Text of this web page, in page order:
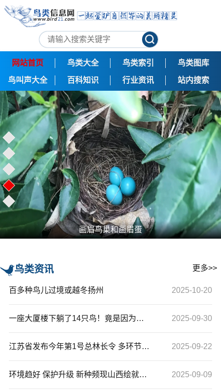
网站首页 鸟类大全 鸟类索引 鸟类图库
鸟叫声大全 百科知识 行业资讯 站内搜索
黄胸织布鸟雌鸟与筑巢雄鸟自然拍摄
画眉鸟巢和画眉蛋
鸟类爱好者镜头捕捉喜鹊展翅飞行
更多>>
鸟类资讯
2025-10-20
百多种鸟儿过境或越冬扬州
2025-09-30
一座大厦楼下躺了14只鸟！竟是因为玻璃
2025-09-22
江苏省发布今年第1号总林长令 多环节全链条加强鸟类保护
2025-09-09
环境趋好 保护升级 新种频现山西绘就爱鸟护鸟生态新图景